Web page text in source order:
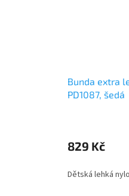
Bunda extra
PD1087, šedá
829 Kč
Dětská lehká